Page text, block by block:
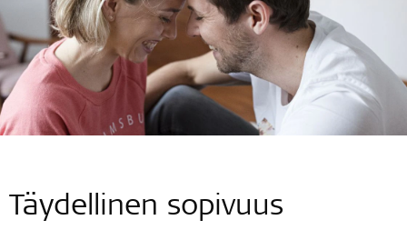
Täydellinen sopivuus